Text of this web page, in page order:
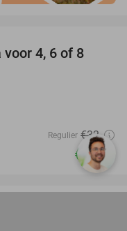
4, 6 of 8
Regulier €32
€19,90
Huy